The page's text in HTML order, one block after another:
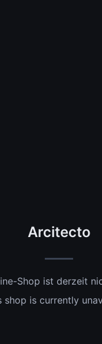
Arcitecto
Shop ist derzeit
shop is currently